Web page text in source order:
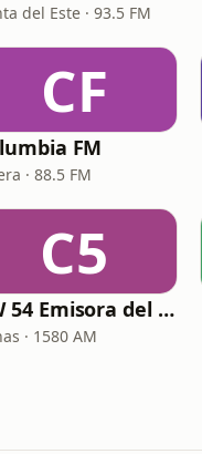
del Este · 93.5 FM
CF
FM
· 88.5 FM
C5
CW 54 Emisora del Este
· 1580 AM